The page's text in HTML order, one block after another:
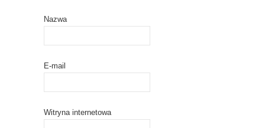
Nazwa
E-mail
Witryna internetowa